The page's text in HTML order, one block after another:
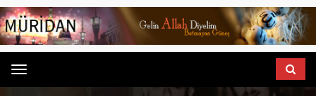
Menu